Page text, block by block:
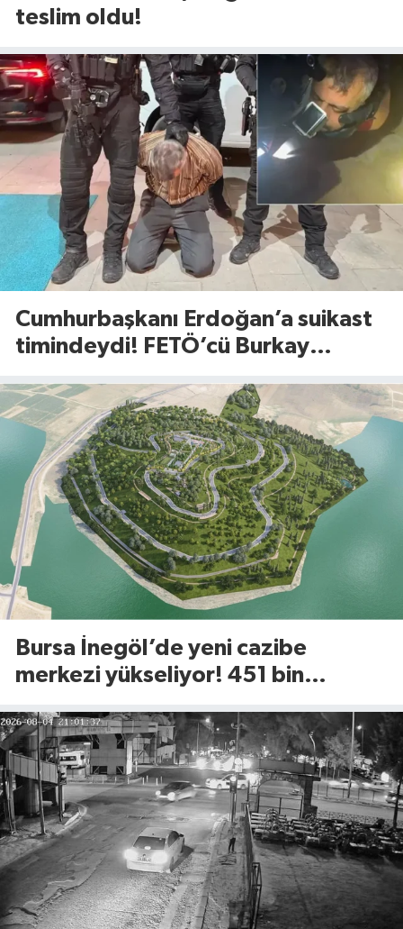
teslim oldu!
Cumhurbaşkanı Erdoğan’a suikast
timindeydi! FETÖ’cü Burkay
Bursa İnegöl’de yeni cazibe
merkezi yükseliyor! 451 bin
geri sayım başladı